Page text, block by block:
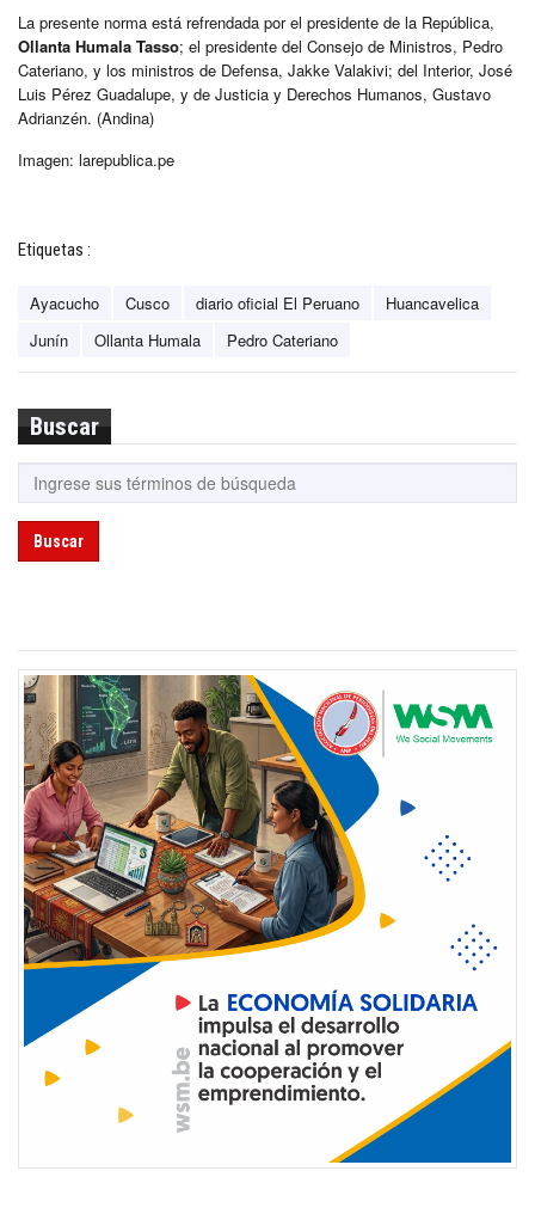
La presente norma está refrendada por el presidente de la República,
Ollanta Humala Tasso; el presidente del Consejo de Ministros, Pedro
Cateriano, y los ministros de Defensa, Jakke Valakivi; del Interior, José
Luis Pérez Guadalupe, y de Justicia y Derechos Humanos, Gustavo
Adrianzén. (Andina)
Imagen: larepublica.pe
Etiquetas :
Ayacucho Cusco diario oficial El Peruano
Huancavelica
Junín
Ollanta Humala Pedro Cateriano
Buscar
Buscar